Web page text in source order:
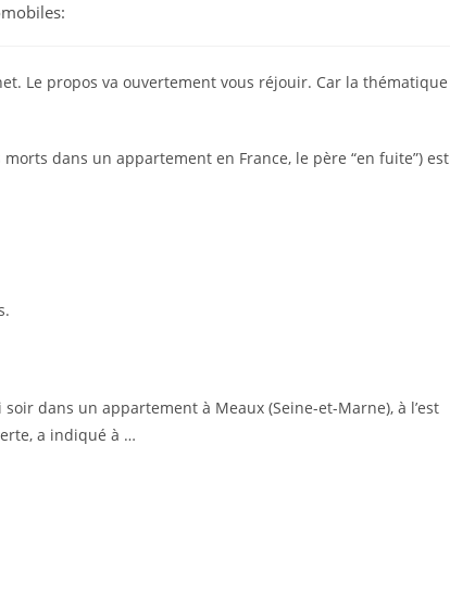
Le propos va ouvertement vous réjouir. Car la thématique
dans un appartement en France, le père “en fuite”) est
dans un appartement à Meaux (Seine-et-Marne), à l’est
a indiqué à …